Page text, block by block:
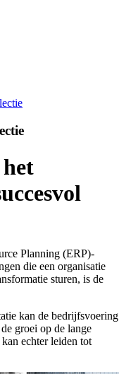
Planning (ERP)-
die een organisatie
sturen, is de
kan de bedrijfsvoering
groei op de lange
echter leiden tot